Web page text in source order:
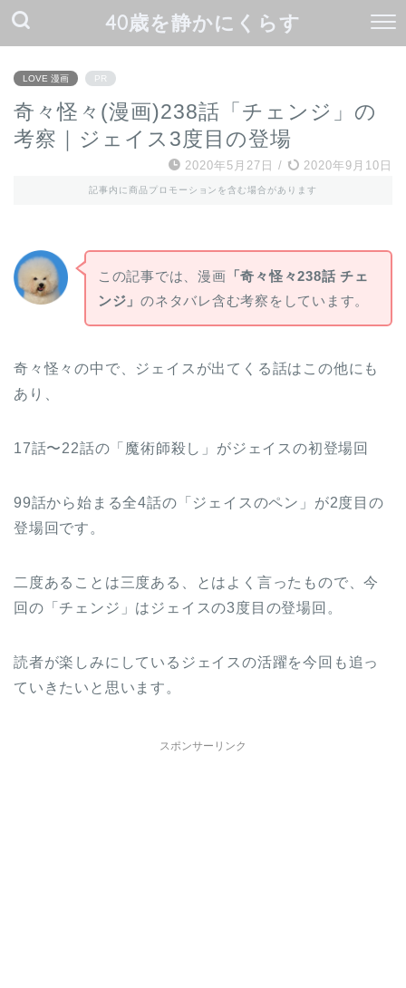
40歳を静かにくらす
LOVE 漫画 PR
奇々怪々(漫画)238話「チェンジ」の
考察｜ジェイス3度目の登場
2020年5月27日 / 2020年9月10日
記事内に商品プロモーションを含む場合があります
この記事では、漫画 「奇々怪々238話 チェ
ンジ」のネタバレ含む考察をしています。
奇々怪々の中で、ジェイスが出てくる話はこの他にも
あり、
17話〜22話の「魔術師殺し」がジェイスの初登場回
99話から始まる全4話の「ジェイスのペン」が2度目の
登場回です。
二度あることは三度ある、とはよく言ったもので、今
回の「チェンジ」はジェイスの3度目の登場回。
読者が楽しみにしているジェイスの活躍を今回も追っ
ていきたいと思います。
スポンサーリンク